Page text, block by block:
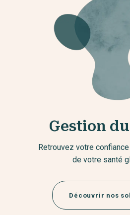
Gestion
Retrouvez votre
de votre santé
Découvrir nos